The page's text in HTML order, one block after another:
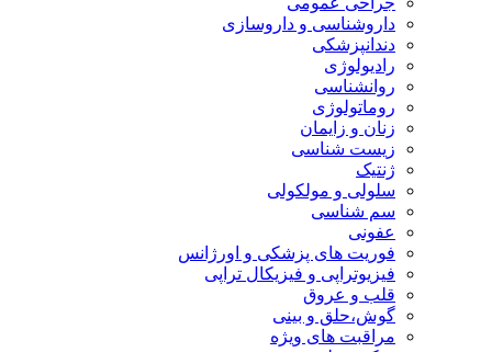
داروشناسی و داروسازی
دندانپزشکی
رادیولوژی
روانشناسی
روماتولوژی
زنان و زایمان
زیست شناسی
ژنتیک
سلولی و مولکولی
سم شناسی
عفونی
فوریت های پزشکی و اورژانس
فیزیوتراپی و فیزیکال تراپی
قلب و عروق
گوش،حلق و بینی
مراقبت های ویژه